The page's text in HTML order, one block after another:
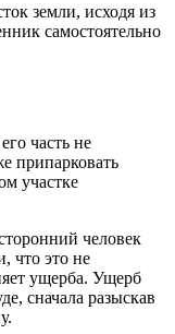
земли, исходя из
самостоятельно
часть не
припарковать
участке
человек
что это не
ущерба. Ущерб
сначала разыскав